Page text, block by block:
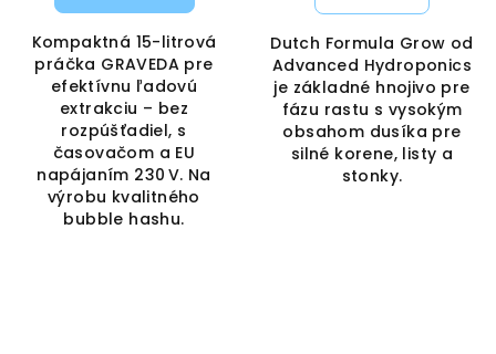
Kompaktná 15-litrová
práčka GRAVEDA pre
efektívnu ľadovú
extrakciu – bez
rozpúšťadiel, s
časovačom a EU
napájaním 230 V. Na
výrobu kvalitného
bubble hashu.
Dutch Formula Grow od
Advanced Hydroponics
je základné hnojivo pre
fázu rastu s vysokým
obsahom dusíka pre
silné korene, listy a
stonky.